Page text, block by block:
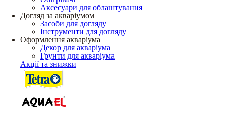
Аксесуари для облаштування
Догляд за акваріумом
Засоби для догляду
Інструменти для догляду
Оформлення акваріума
Декор для акваріума
Грунти для акваріума
Акції та знижки